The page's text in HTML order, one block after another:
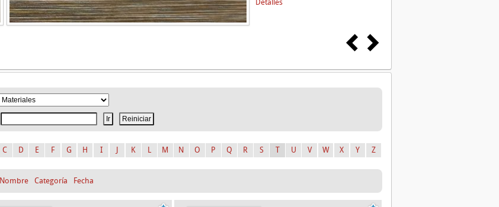
Detalles
C D E F G H I K L M N O P Q R S T U V W X Y Z
Nombre Categoría Fecha